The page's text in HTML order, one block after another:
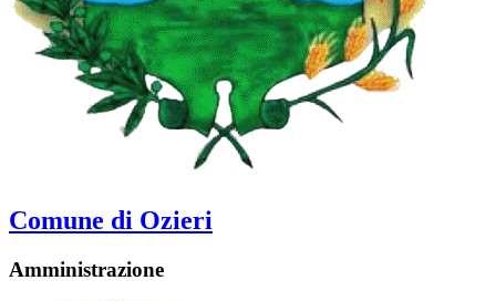
Comune di Ozieri
Amministrazione